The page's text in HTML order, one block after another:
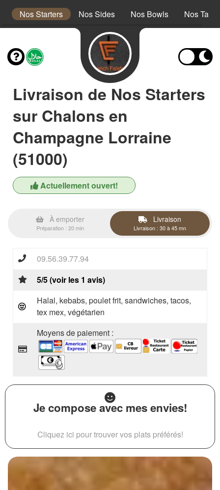
Nos Starters Nos Sides Nos Bowls Nos
Livraison de Nos Starters
sur Chalons en
Champagne Lorraine
(51000)
Actuellement ouvert!
À emporter
Préparation : 20 min
Livraison
Livraison : 30 à 45 mn
09.56.39.77.94
5/5 (voir les 1 avis)
Halal, kebabs, poulet frit, sandwiches, tacos,
tex mex, végétarien
Moyens de paiement :
Je compose avec mes envies!
Cliquez ici pour trouver vos plats préférés!